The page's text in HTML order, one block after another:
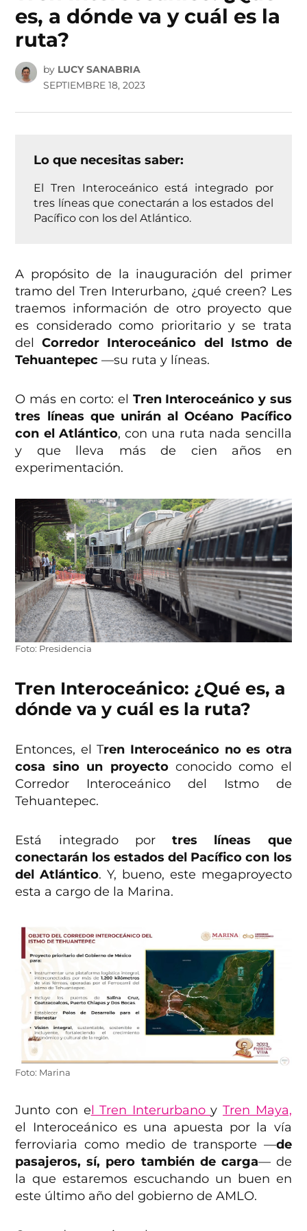
es, a dónde va y cuál es la
ruta?
by LUCY SANABRIA
SEPTIEMBRE 18, 2023
Lo que necesitas saber:
El Tren Interoceánico está integrado por
tres líneas que conectarán a los estados del
Pacífico con los del Atlántico.
A propósito de la inauguración del primer
tramo del Tren Interurbano, ¿qué creen? Les
traemos información de otro proyecto que
es considerado como prioritario y se trata
delCorredor Interoceánico del Istmo de
Tehuantepec—su ruta y líneas.
O más en corto: el Tren Interoceánico y sus
tres líneas que unirán al Océano Pacífico
con el Atlántico, con una ruta nada sencilla
y que lleva más de cien años en
experimentación.
Foto: Presidencia
Tren Interoceánico: ¿Qué es, a
dónde va y cuál es la ruta?
Entonces, el Tren Interoceánico no es otra
cosa sino un proyectoconocido como el
Corredor Interoceánico del Istmo de
Tehuantepec.
Está integrado portres líneas que
conectarán los estados del Pacífico con los
del Atlántico. Y, bueno, este megaproyecto
esta a cargo de la Marina.
Foto: Marina
Junto con el Tren InterurbanoyTren Maya,
el Interoceánico es una apuesta por la vía
ferroviaria como medio de transporte —de
pasajeros, sí, pero también de carga— de
la que estaremos escuchando un buen en
este último año del gobierno de AMLO.